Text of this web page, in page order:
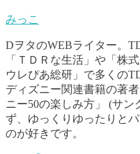
みっこ
DヲタのWEBライター。
「ＴＤＲな生活」や「株
ウレぴあ総研」で多くの
ディズニー関連書籍の著
ニー50の楽しみ方」 (サ
ず、ゆっくりゆったりと
のが好きです。